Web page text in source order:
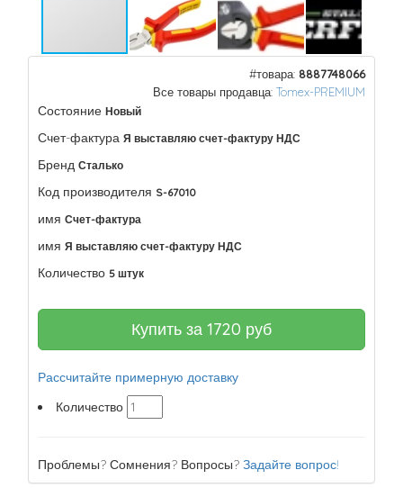
#товара: 8887748066
Все товары продавца: Tomex-PREMIUM
Состояние Новый
Счет-фактура Я выставляю счет-фактуру НДС
Бренд Сталько
Код производителя S-67010
имя Счет-фактура
имя Я выставляю счет-фактуру НДС
Количество 5 штук
Купить за 1720 руб
Рассчитайте примерную доставку
Количество
Проблемы? Сомнения? Вопросы? Задайте вопрос!